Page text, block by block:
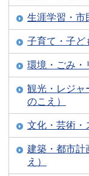
生涯学習・市
子育て・子ど
環境・ごみ・
観光・レジャ
のこえ）
文化・芸術・
建築・都市計
え）